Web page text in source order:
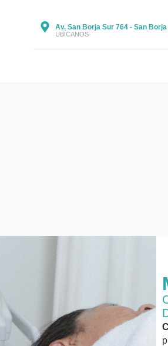
Av. San Borja Sur 764 - San Borja
UBÍCANOS